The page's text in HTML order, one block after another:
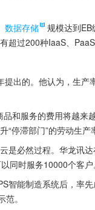
数据存储 规模达到EB
超过200种IaaS、
出的。他认为，生
品和服务的费用将越
停滞部门”的劳动生产
是必然过程。华龙讯
同时服务10000个客户
智能制造系统后，率
。